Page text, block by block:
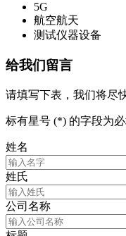
5G
航空航天
测试仪器设备
给我们留言
请填写下表，我们将尽
标有星号 (*) 的字段为必
姓名
姓氏
公司名称